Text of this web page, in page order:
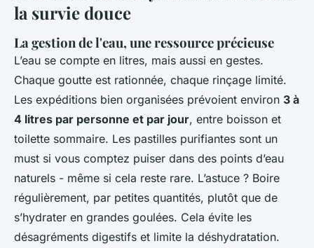
la survie douce
La gestion de l'eau, une ressource précieuse
L’eau se compte en litres, mais aussi en gestes.
Chaque goutte est rationnée, chaque rinçage limité.
Les expéditions bien organisées prévoient environ 3 à
4 litres par personne et par jour, entre boisson et
toilette sommaire. Les pastilles purifiantes sont un
must si vous comptez puiser dans des points d’eau
naturels - même si cela reste rare. L’astuce ? Boire
régulièrement, par petites quantités, plutôt que de
s’hydrater en grandes goulées. Cela évite les
désagréments digestifs et limite la déshydratation.